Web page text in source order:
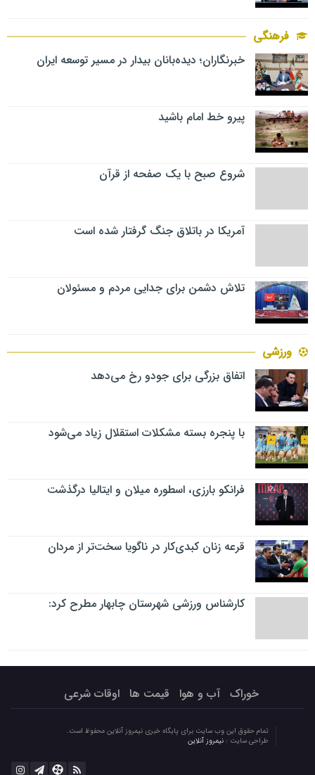
فرهنگی
خبرنگاران؛ دیده‌بانان بیدار در مسیر توسعه ایران
پیرو خط امام باشید
شروع صبح با یک صفحه از قرآن
آمریکا در باتلاق جنگ گرفتار شده است
تلاش دشمن برای جدایی مردم و مسئولان
ورزشی
اتفاق بزرگی برای جودو رخ می‌دهد
با پنجره بسته مشکلات استقلال زیاد می‌شود
فرانکو بارزی، اسطوره میلان و ایتالیا درگذشت
قرعه زنان کبدی‌کار در ناگویا سخت‌تر از مردان
کارشناس ورزشی شهرستان چابهار مطرح کرد:
خوراک آب و هوا قیمت ها اوقات شرعی
تمام حقوق این وب سایت برای پایگاه خبری نیمروز آنلاین محفوظ است.
طراحی سایت : نیمروز آنلاین